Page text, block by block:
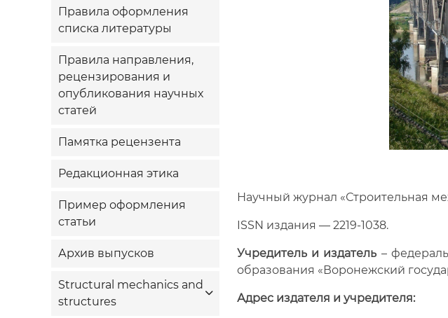
Правила оформления
списка литературы
Правила направления,
рецензирования и
опубликования научных
статей
Памятка рецензента
Редакционная этика
Пример оформления
статьи
Архив выпусков
Structural mechanics and
structures
Научный журнал «Строительная
ISSN издания — 2219-1038.
Учредитель и издатель –
образования «Воронежский
Адрес издателя и учредителя: